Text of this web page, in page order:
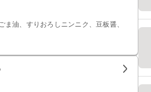
油、すりおろしニンニク、豆板醤、